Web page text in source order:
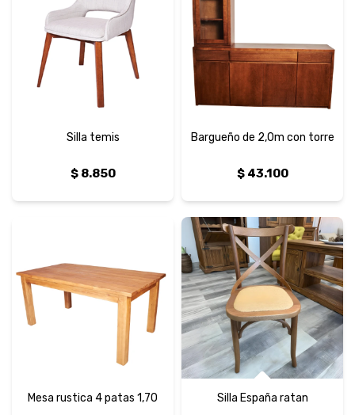
Silla temis
$ 8.850
Bargueño de 2,0m con torre
$ 43.100
Mesa rustica 4 patas 1,70 Silla España ratan